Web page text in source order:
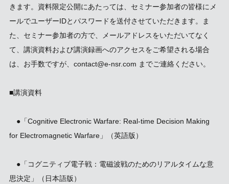
お問い合わせ
きます。資料限定公開にあたっては、セミナー参加者の皆様にメ
ールでユーザーIDとパスワードを送付させていただきます。ま
た、セミナー参加者の方で、メールアドレスをいただいてなく
て、講演資料および講演録画へのアクセスをご希望される場合
は、お手数ですが、contact@e-nsr.com までご連絡ください。
■講演資料
●「Cognitive Electronic Warfare: Real-time Decision Making
for Electromagnetic Warfare」（英語版）
●「コグニティブ電子戦：電磁波戦のためのリアルタイムな意
思決定」（日本語版）